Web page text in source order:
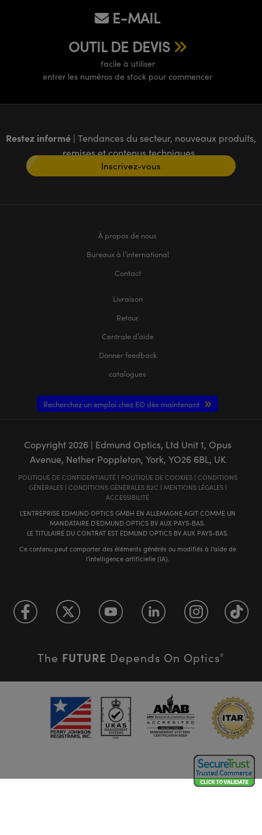
E-MAIL
OUTIL DE DEVIS
facile à utiliser
entrer les numéros de stock pour commencer
Restez informé | Tendances du secteur, nouveaux produits,
remises et contenus techniques
Inscrivez-vous
À propos de nous
Bureaux à l’international
Contact
Livraison
Retour
Centrale d’aide
Donner feedback
catalogues
Recherchez un emploi chez EO dès maintenant
Copyright 2026| Edmund Optics, Ltd Unit 1, Opus
Avenue, Nether Poppleton, York, YO26 6BL, UK
POLITIQUE DE CONFIDENTIALITÉ| POLITIQUE DE COOKIES| CONDITIONS
GÉNÈRALES| CONDITIONS GÉNÈRALES B2C | MENTIONS LÉGALES|
ACCESSIBILITÉ
L'ENTREPRISE EDMUND OPTICS GMBH EN ALLEMAGNE AGIT COMME UN
MANDATAIRE D'EDMUND OPTICS BV AUX PAYS-BAS.
LE TITULAIRE DU CONTRAT EST EDMUND OPTICS BV AUX PAYS-BAS.
Ce contenu peut comporter des éléments générés ou modifiés à l'aide de
l'intelligence artificielle (IA).
The FUTURE Depends On Optics®